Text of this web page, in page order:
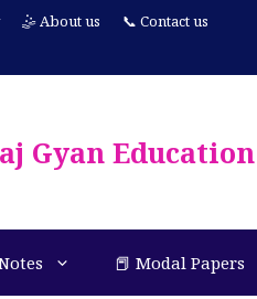
🤹 About us 📞 Contact us
Gyan Education
📕 Modal Papers